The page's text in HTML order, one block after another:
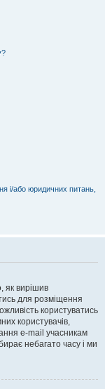
і/або юридичних питань,
як вирішив
для розміщення
користуватись
користувачів,
e-mail учасникам
небагато часу і ми